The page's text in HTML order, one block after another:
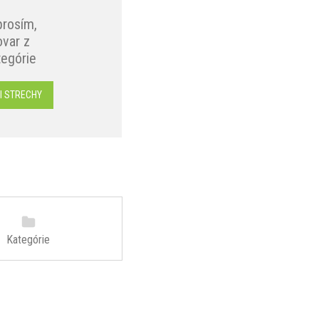
z
STRECHY
Kategórie